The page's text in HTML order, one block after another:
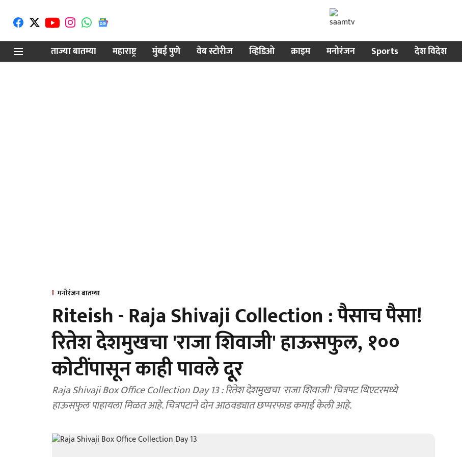
ताज्या बातम्या
महाराष्ट्र मुंबई पुणे वेब स्टोरीज व्हिडिओ क्राइम मनोरंजन Sports देश विदेश
मनोरंजन बातम्या
Riteish - Raja Shivaji Collection : पैसाच पैसा!
रितेश देशमुखचा 'राजा शिवाजी' हाऊसफुल, १००
कोटींपासून काही पावले दूर
Raja Shivaji Box Office Collection Day 13 : रितेश देशमुखचा 'राजा शिवाजी' चित्रपट थिएटरमध्ये
हाऊसफुल पाहायला मिळत आहे. चित्रपटाने दोन आठवड्यात छप्परफाड कमाई केली आहे.